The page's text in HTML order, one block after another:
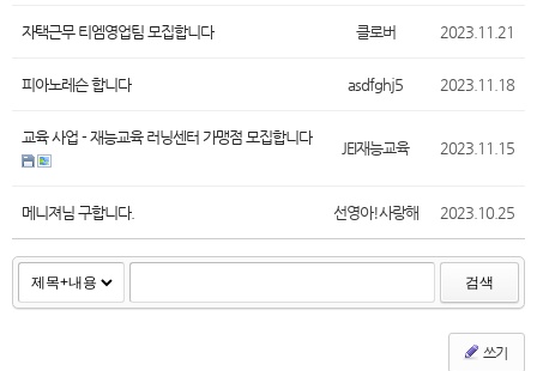
자택근무 티엠영업팀 모집합니다 클로버 2023.11.21
피아노레슨 합니다 asdfghj5 2023.11.18
교육 사업 - 재능교육 러닝센터 가맹점 모집합니다
JEI재능교육 2023.11.15
메니져님 구합니다. 선영아!사랑해 2023.10.25
검색
쓰기